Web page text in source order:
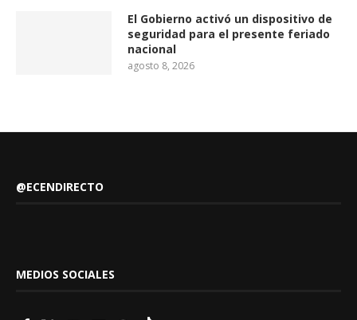
El Gobierno activó un dispositivo de
seguridad para el presente feriado
nacional
agosto 8, 2026
@ECENDIRECTO
MEDIOS SOCIALES